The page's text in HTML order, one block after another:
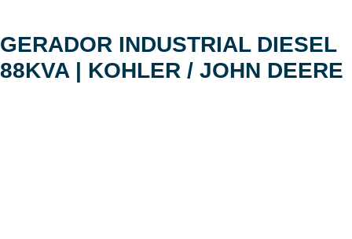
GERADOR INDUSTRIAL DIESEL
88KVA | KOHLER / JOHN DEERE